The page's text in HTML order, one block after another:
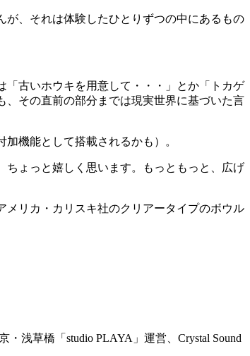
、それは体験したひとりずつの中にあるもの
「古いホウキを用意して・・・」とか「トカゲ
その直前の部分までは現実世界に基づいた言
機能として搭載されるかも）。
ょっと嬉しく思います。もっともっと、広げ
リカ・カリスキ社のクリアータイプのボウル
浅草橋「studio PLAYA」運営、Crystal Sound